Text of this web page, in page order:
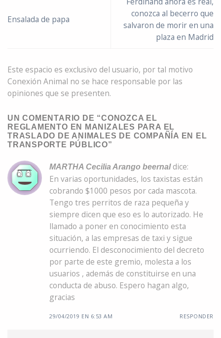
Ensalada de papa
conozca al becerro que
salvaron de morir en una
plaza en Madrid
Este espacio es exclusivo del usuario, por tal motivo
Conexión Animal no se hace responsable por las
opiniones que se presenten.
UN COMENTARIO DE “CONOZCA EL
REGLAMENTO EN MANIZALES PARA EL
TRASLADO DE ANIMALES DE COMPAÑÍA EN EL
TRANSPORTE PÚBLICO”
MARTHA Cecilia Arango beernal dice:
En varias oportunidades, los taxistas están
cobrando $1000 pesos por cada mascota.
Tengo tres perritos de raza pequeña y
siempre dicen que eso es lo autorizado. He
llamado a poner en conocimiento esta
situación, a las empresas de taxi y sigue
ocurriendo. El desconocimiento del decreto
por parte de este gremio, molesta a los
usuarios , además de constituirse en una
conducta de abuso. Espero hagan algo,
gracias
29/04/2019 EN 6:53 AM RESPONDER